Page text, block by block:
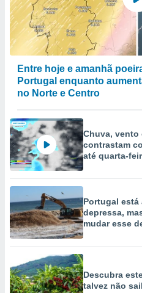
Entre hoje e amanhã
Portugal enquanto
no Norte e Centro
Chuva, vento
contrastam
até quarta-
Portugal está
depressa,
mudar esse
Descubra
talvez não